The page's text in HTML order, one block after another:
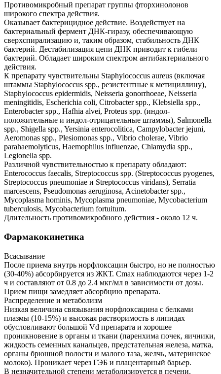
Противомикробный препарат группы фторхинолонов
широкого спектра действия.
Оказывает бактерицидное действие. Воздействует на
бактериальный фермент ДНК-гиразу, обеспечивающую
сверхспирализацию и, таким образом, стабильность ДНК
бактерий. Дестабилизация цепи ДНК приводит к гибели
бактерий. Обладает широким спектром антибактериального
действия.
К препарату чувствительны Staphylococcus aureus (включая
штаммы Staphylococcus spp., резистентные к метициллину),
Staphylococcus epidermidis, Neisseria gonorrhoeae, Neisseria
meningitidis, Escherichia coli, Citrobacter spp., Klebsiella spp.,
Enterobacter spp., Hafhia alvei, Proteus spp. (индол-
положительные и индол-отрицательные штаммы), Salmonella
spp., Shigella spp., Yersinia enterocolitica, Campylobacter jejuni,
Aeromonas spp., Plesiomonas spp., Vibrio cholerae, Vibrio
parahaemolyticus, Haemophilus influenzae, Chlamydia spp.,
Legionella spp.
Различной чувствительностью к препарату обладают:
Enterococcus faecalis, Streptococcus spp. (Streptococcus pyogenes,
Streptococcus pneumoniae и Streptococcus viridans), Serratia
marcescens, Pseudomonas aeruginosa, Acinetobacter spp.,
Mycoplasma hominis, Mycoplasma pneumoniae, Mycobacterium
tuberculosis, Mycobacterium fortuitum.
Длительность противомикробного действия - около 12 ч.
Фармакокинетика
Всасывание
После приема внутрь норфлоксацин быстро, но не полностью
(30-40%) абсорбируется из ЖКТ. Cmax наблюдаются через 1-2
ч и составляют от 0.8 до 2.4 мкг/мл в зависимости от дозы.
Прием пищи замедляет абсорбцию препарата.
Распределение и метаболизм
Низкая величина связывания норфлоксацина с белками
плазмы (10-15%) и высокая растворимость в липидах
обусловливают большой Vd препарата и хорошее
проникновение в органы и ткани (паренхима почек, яичники,
жидкость семенных канальцев, предстательная железа, матка,
органы брюшной полости и малого таза, желчь, материнское
молоко). Проникает через ГЭБ и плацентарный барьер.
В незначительной степени метаболизируется в печени.